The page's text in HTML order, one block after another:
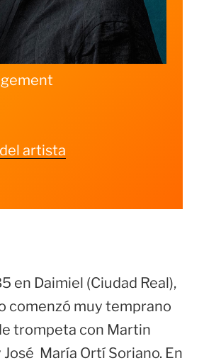
artista
en Daimiel (Ciudad Real),
comenzó muy temprano
trompeta con Martin
José María Ortí Soriano. En